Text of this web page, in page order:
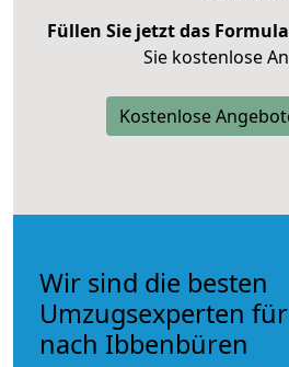
Füllen Sie jetzt das
Sie kostenlose
Kostenlose
Wir sind die besten
Umzugsexperten
nach Ibbenbüren